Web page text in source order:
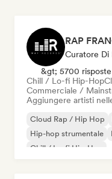
Curatore Di
&gt; 5700
Chill / Lo-fi Hip-Hop
Commerciale /
Aggiungere artisti
Cloud Rap / Hip Hop
Hip-hop strumentale
Chill / Lo-fi Hip-Hop